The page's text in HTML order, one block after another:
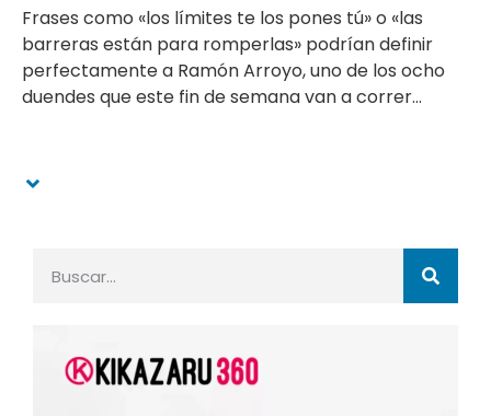
Frases como «los límites te los pones tú» o «las
barreras están para romperlas» podrían definir
perfectamente a Ramón Arroyo, uno de los ocho
duendes que este fin de semana van a correr...